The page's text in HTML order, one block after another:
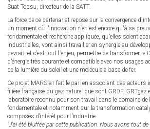
Suat Topsu, directeur de la SATT.
La force de ce partenariat repose sur la convergence
un moment où l'innovation n'en est encore qu'à sa
fondamentale et recherche appliquée, qu'elles soient
industrielles, vont ainsi travailler en synergie au
devrait, et c’est tout l'enjeu, permettre de transformer le
d’énergie très courante et compatible avec nos usages
de la lumière du soleil et une molécule à base de fer.
Ce projet MARS en fait le pari en associant des acteurs
filière française du gaz naturel que sont GRDF, GRTgaz
laboratoire reconnu pour son travail dans le domaine
fondamentale et notamment sur la transformation
composés d’intérêt pour l’industrie.
"J'ai été bluffée par cette publication. Nous avons tout